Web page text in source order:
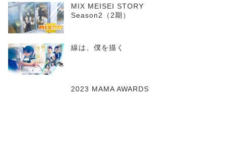
MIX MEISEI STORY
Season2（2期）
線は、僕を描く
2023 MAMA AWARDS